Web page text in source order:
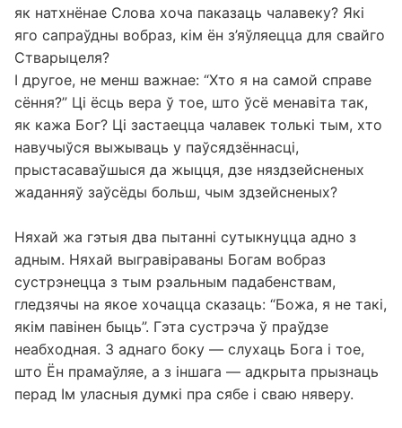
як натхнёнае Слова хоча паказаць чалавеку? Які
яго сапраўдны вобраз, кім ён з’яўляецца для свайго
Стварыцеля?
І другое, не менш важнае: “Хто я на самой справе
сёння?” Ці ёсць вера ў тое, што ўсё менавіта так,
як кажа Бог? Ці застаецца чалавек толькі тым, хто
навучыўся выжываць у паўсядзённасці,
прыстасаваўшыся да жыцця, дзе няздзейсненых
жаданняў заўсёды больш, чым здзейсненых?
Няхай жа гэтыя два пытанні сутыкнуцца адно з
адным. Няхай выгравіраваны Богам вобраз
сустрэнецца з тым рэальным падабенствам,
гледзячы на якое хочацца сказаць: “Божа, я не такі,
якім павінен быць”. Гэта сустрэча ў праўдзе
неабходная. З аднаго боку — слухаць Бога і тое,
што Ён прамаўляе, а з іншага — адкрыта прызнаць
перад Ім уласныя думкі пра сябе і сваю няверу.